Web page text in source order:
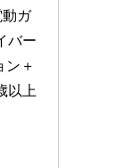
ガ
バー
ン＋
以上